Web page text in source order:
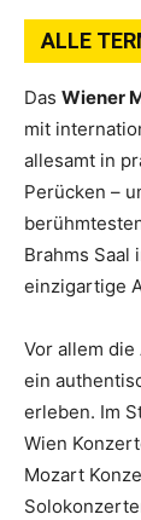
ALLE
Das Wiener
mit
allesamt in
Perücken –
Brahms Saal
einzigartige
Vor allem
ein
erleben. Im
Wien
Mozart